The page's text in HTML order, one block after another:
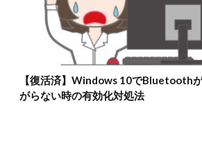
【復活済】Windows 10でBluetooth
がらない時の有効化対処法